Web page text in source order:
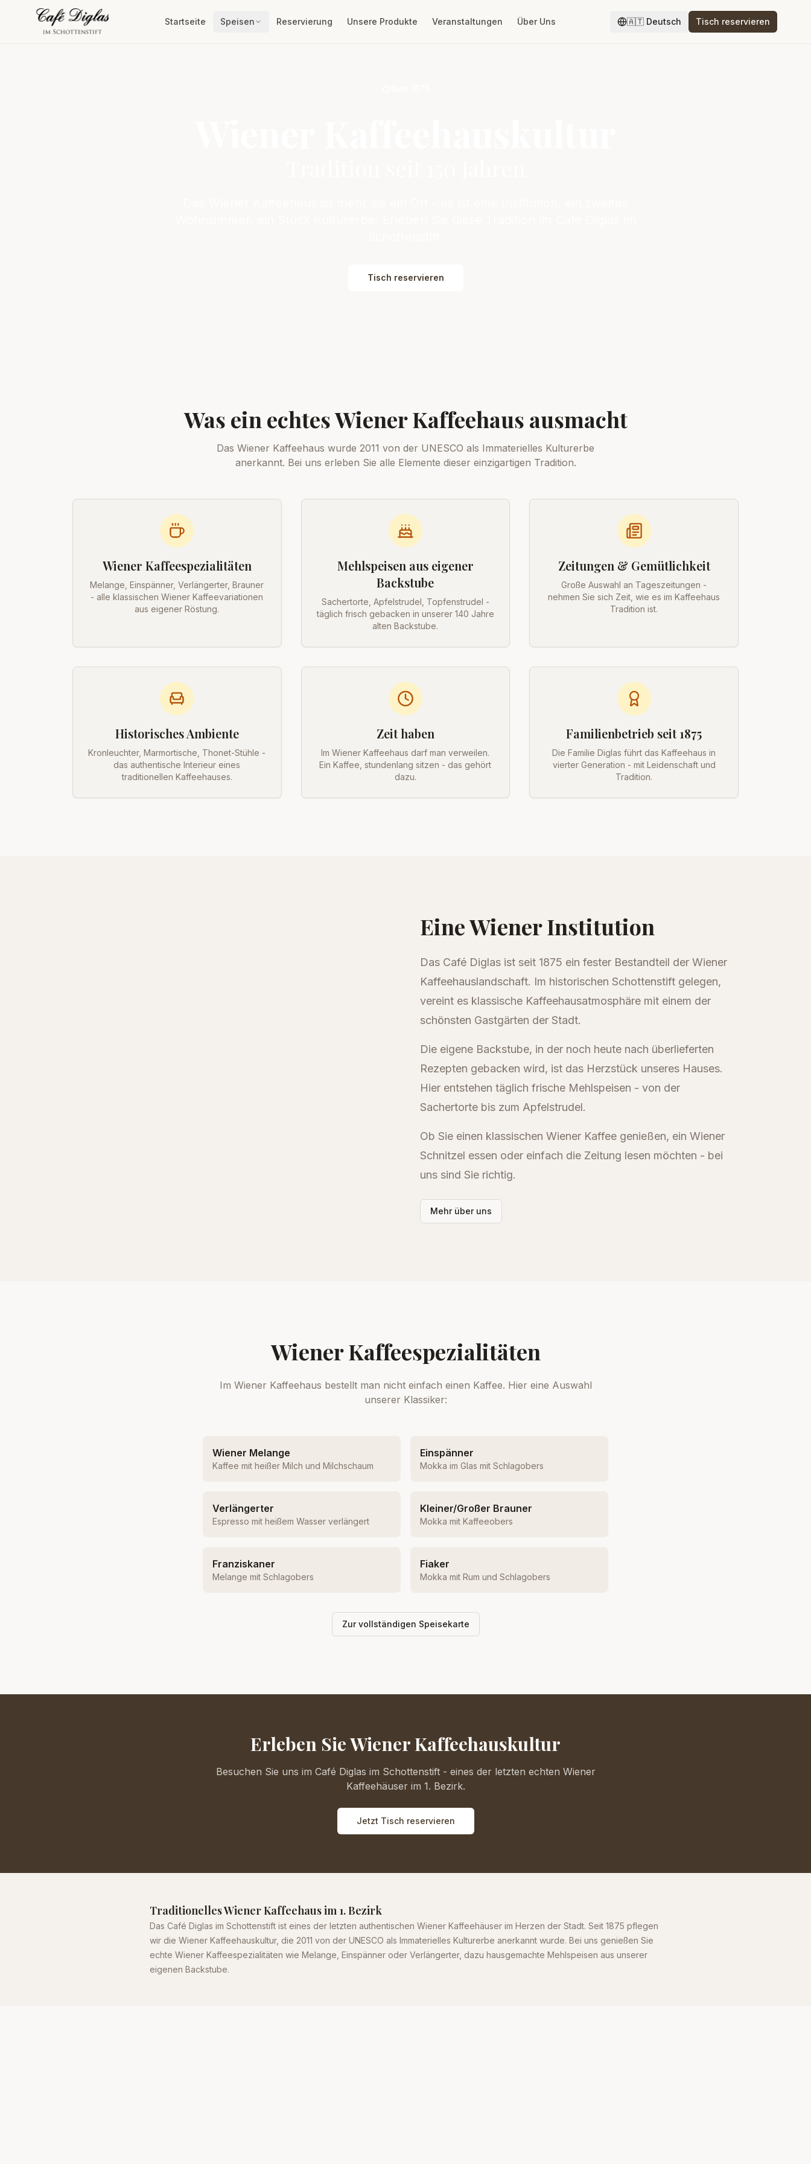
Startseite Speisen Reservierung Unsere Produkte Veranstaltungen Über Uns 🇦🇹 Deutsch Tisch reservieren
Tisch reservieren
Was ein echtes Wiener Kaffeehaus ausmacht
Das Wiener Kaffeehaus wurde 2011 von der UNESCO als Immaterielles Kulturerbe
anerkannt. Bei uns erleben Sie alle Elemente dieser einzigartigen Tradition.
Wiener Kaffeespezialitäten
Melange, Einspänner, Verlängerter, Brauner
- alle klassischen Wiener Kaffeevariationen
aus eigener Röstung.
Mehlspeisen aus eigener
Backstube
Sachertorte, Apfelstrudel, Topfenstrudel -
täglich frisch gebacken in unserer 140 Jahre
alten Backstube.
Zeitungen & Gemütlichkeit
Große Auswahl an Tageszeitungen -
nehmen Sie sich Zeit, wie es im Kaffeehaus
Tradition ist.
Historisches Ambiente
Kronleuchter, Marmortische, Thonet-Stühle -
das authentische Interieur eines
traditionellen Kaffeehauses.
Zeit haben
Im Wiener Kaffeehaus darf man verweilen.
Ein Kaffee, stundenlang sitzen - das gehört
dazu.
Familienbetrieb seit 1875
Die Familie Diglas führt das Kaffeehaus in
vierter Generation - mit Leidenschaft und
Tradition.
Eine Wiener Institution
Das Café Diglas ist seit 1875 ein fester Bestandteil der Wiener
Kaffeehauslandschaft. Im historischen Schottenstift gelegen,
vereint es klassische Kaffeehausatmosphäre mit einem der
schönsten Gastgärten der Stadt.
Die eigene Backstube, in der noch heute nach überlieferten
Rezepten gebacken wird, ist das Herzstück unseres Hauses.
Hier entstehen täglich frische Mehlspeisen - von der
Sachertorte bis zum Apfelstrudel.
Ob Sie einen klassischen Wiener Kaffee genießen, ein Wiener
Schnitzel essen oder einfach die Zeitung lesen möchten - bei
uns sind Sie richtig.
Mehr über uns
Wiener Kaffeespezialitäten
Im Wiener Kaffeehaus bestellt man nicht einfach einen Kaffee. Hier eine Auswahl
unserer Klassiker:
Wiener Melange
Kaffee mit heißer Milch und Milchschaum
Einspänner
Mokka im Glas mit Schlagobers
Verlängerter
Espresso mit heißem Wasser verlängert
Kleiner/Großer Brauner
Mokka mit Kaffeeobers
Franziskaner
Melange mit Schlagobers
Fiaker
Mokka mit Rum und Schlagobers
Zur vollständigen Speisekarte
Erleben Sie Wiener Kaffeehauskultur
Besuchen Sie uns im Café Diglas im Schottenstift - eines der letzten echten Wiener
Kaffeehäuser im 1. Bezirk.
Jetzt Tisch reservieren
Traditionelles Wiener Kaffeehaus im 1. Bezirk
Das Café Diglas im Schottenstift ist eines der letzten authentischen Wiener Kaffeehäuser im Herzen der Stadt. Seit 1875 pflegen
wir die Wiener Kaffeehauskultur, die 2011 von der UNESCO als Immaterielles Kulturerbe anerkannt wurde. Bei uns genießen Sie
echte Wiener Kaffeespezialitäten wie Melange, Einspänner oder Verlängerter, dazu hausgemachte Mehlspeisen aus unserer
eigenen Backstube.